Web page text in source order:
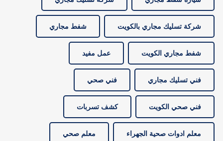
شركة تسليك مجاري بالكويت شفط مجاري
شفط مجاري الكويت عمل مفيد
فني تسليك مجاري فني صحي
فني صحي الكويت كشف تسربات
معلم ادوات صحية الجهراء معلم صحي